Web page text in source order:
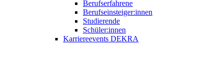
Berufserfahrene
Berufseinsteiger:innen
Studierende
Schüler:innen
Karriereevents DEKRA